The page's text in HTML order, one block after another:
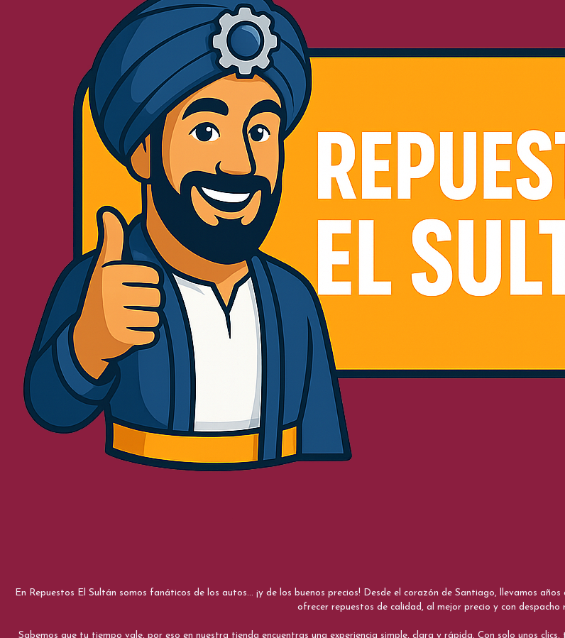
En Repuestos El Sultán somos fanáticos de los autos... ¡y de los buenos precios! Desde el corazón de Santiago, llevamos
ofrecer repuestos de calidad, al mejor precio y con
Sabemos que tu tiempo vale, por eso en nuestra tienda encuentras una experiencia simple, clara y rápida. Con solo unos